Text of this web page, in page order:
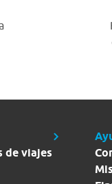
de viajes